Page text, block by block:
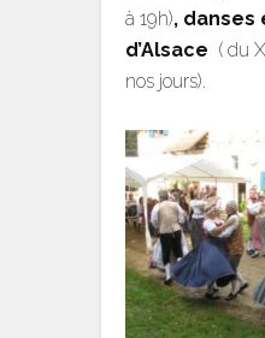
à 19h), danses
d’Alsace ( du
nos jours).